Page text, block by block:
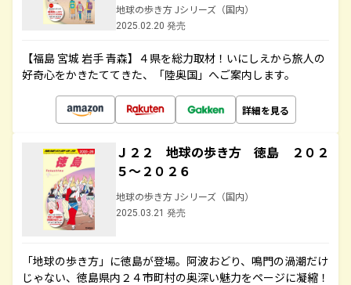
地球の歩き方 Jシリーズ（国内）
2025.02.20 発売
【福島 宮城 岩手 青森】４県を総力取材！いにしえから旅人の
好奇心をかきたててきた、「陸奥国」へご案内します。
詳細を見る
Ｊ２２ 地球の歩き方 徳島 ２０２
５～２０２６
地球の歩き方 Jシリーズ（国内）
2025.03.21 発売
「地球の歩き方」に徳島が登場。阿波おどり、鳴門の渦潮だけ
じゃない、徳島県内２４市町村の奥深い魅力をページに凝縮！